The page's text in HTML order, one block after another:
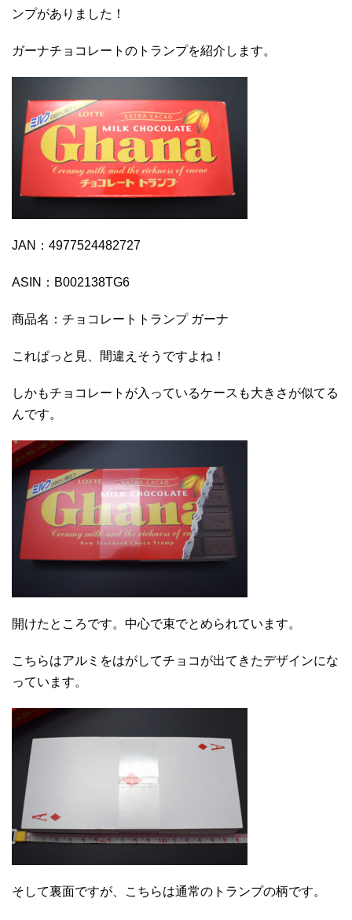
ンプがありました！
ガーナチョコレートのトランプを紹介します。
JAN：4977524482727
ASIN：B002138TG6
商品名：チョコレートトランプ ガーナ
これぱっと見、間違えそうですよね！
しかもチョコレートが入っているケースも大きさが似てる
んです。
開けたところです。中心で束でとめられています。
こちらはアルミをはがしてチョコが出てきたデザインにな
っています。
そして裏面ですが、こちらは通常のトランプの柄です。